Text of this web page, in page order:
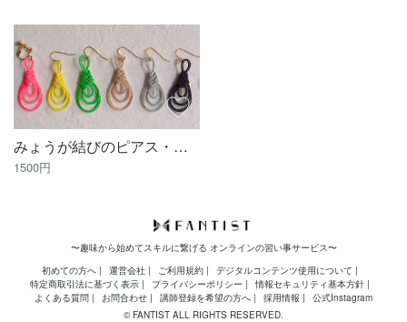
みょうが結びのピアス・イヤリング手作りキット
1500円
〜趣味から始めてスキルに繋げる オンラインの習い事サービス〜
初めての方へ
運営会社 ご利用規約
デジタルコンテンツ使用について
特定商取引法に基づく表示
プライバシーポリシー
情報セキュリティ基本方針
よくある質問
お問合わせ 講師登録を希望の方へ 採用情報
公式Instagram
© FANTIST ALL RIGHTS RESERVED.